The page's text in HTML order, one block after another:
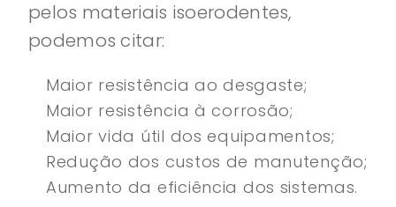
pelos materiais isoerodentes,
podemos citar:
Maior resistência ao desgaste;
Maior resistência à corrosão;
Maior vida útil dos equipamentos;
Redução dos custos de manutenção;
Aumento da eficiência dos sistemas.